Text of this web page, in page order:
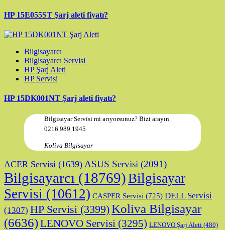
HP 15E055ST Şarj aleti fiyatı?
Bilgisayarcı
Bilgisayarcı Servisi
HP Şarj Aleti
HP Servisi
HP 15DK001NT Şarj aleti fiyatı?
Bilgisayar Servisi mi arıyorsunuz? Bizi arayın.
0216 989 1945
Koliva Bilgisayar
ACER Servisi (1639) ASUS Servisi (2091)
Bilgisayarcı (18769)Bilgisayar
Servisi (10612) CASPER Servisi (725) DELL Servisi
(1307) HP Servisi (3399)Koliva Bilgisayar
(6636)LENOVO Servisi (3295) LENOVO Şarj Aleti (480)